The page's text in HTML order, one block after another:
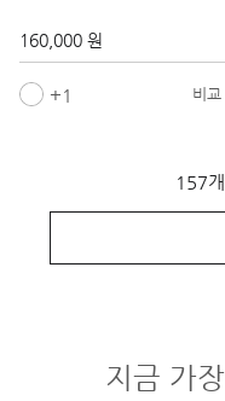
160,000 원
1 비교
157
지금 가